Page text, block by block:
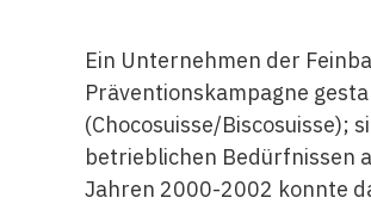
Ein Unternehmen der
Präventionskampagne
(Chocosuisse/Biscosuisse);
betrieblichen Bedürfnissen
Jahren 2000-2002 konnte